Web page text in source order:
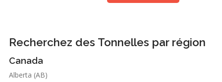
Recherchez des Tonnelles par région
Canada
Alberta (AB)